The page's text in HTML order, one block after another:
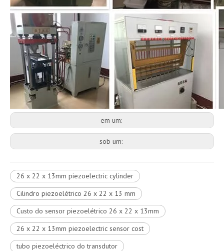
em um:
sob um:
26 x 22 x 13mm piezoelectric cylinder
Cilindro piezoelétrico 26 x 22 x 13 mm
Custo do sensor piezoelétrico 26 x 22 x 13mm
26 x 22 x 13mm piezoelectric sensor cost
tubo piezoeléctrico do transdutor